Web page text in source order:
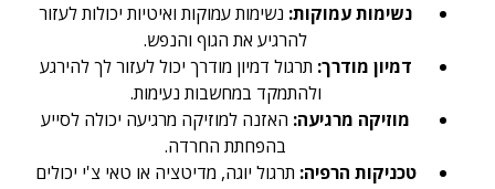
נשימות עמוקות: נשימות עמוקות ואיטיות יכולות לעזור
להרגיע את הגוף והנפש.
דמיון מודרך: תרגול דמיון מודרך יכול לעזור לך להירגע
ולהתמקד במחשבות נעימות.
מוזיקה מרגיעה: האזנה למוזיקה מרגיעה יכולה לסייע
בהפחתת החרדה.
טכניקות הרפיה: תרגול יוגה, מדיטציה או טאי צ'י יכולים